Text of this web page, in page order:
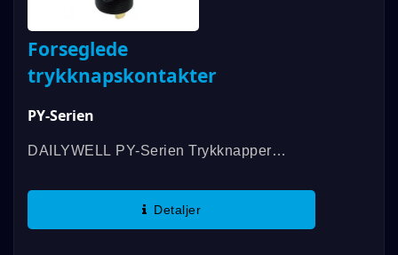
Forseglede
trykknapskontakter
PY-Serien
DAILYWELL PY-Serien Trykknapper
Trykknapper Har En Gevindmontering Til
Panel Og Er Tætnet I Henhold Til IP67-
Detaljer